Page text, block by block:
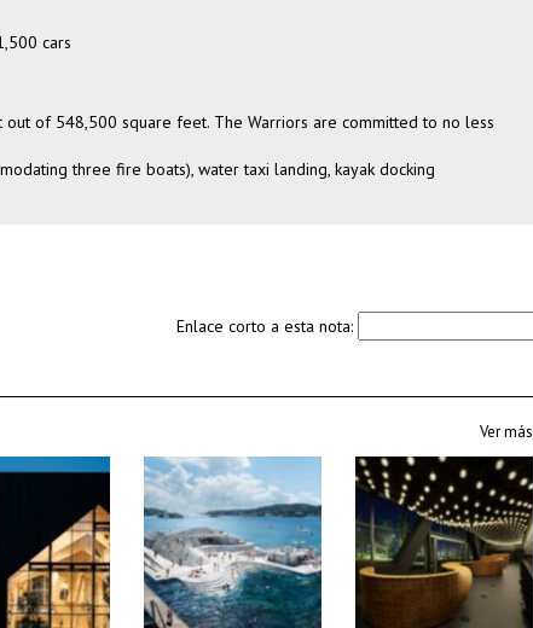
cars
of 548,500 square feet. The Warriors are committed to no less
three fire boats), water taxi landing, kayak docking
Enlace corto a esta nota:
Ver más